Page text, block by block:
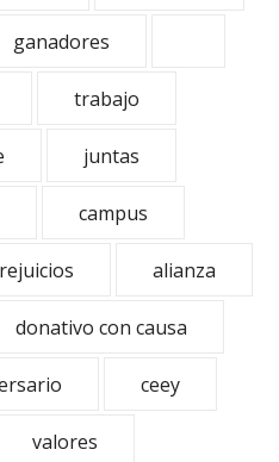
ganadores
trabajo
juntas
campus
alianza
donativo con causa
ceey
valores